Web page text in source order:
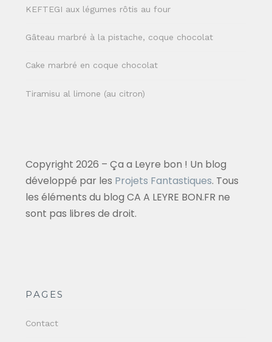
KEFTEGI aux légumes rôtis au four
Gâteau marbré à la pistache, coque chocolat
Cake marbré en coque chocolat
Tiramisu al limone (au citron)
Copyright 2026 – Ça a Leyre bon ! Un blog
développé par les Projets Fantastiques. Tous
les éléments du blog CA A LEYRE BON.FR ne
sont pas libres de droit.
PAGES
Contact